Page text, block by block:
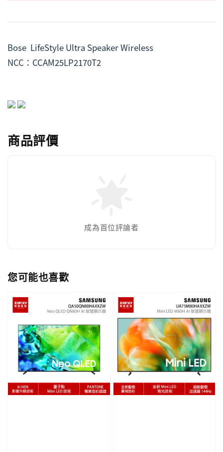
Bose  LifeStyle Ultra Speaker Wireless
NCC：CCAM25LP2170T2
商品評價
成為首位評論者
您可能也喜歡